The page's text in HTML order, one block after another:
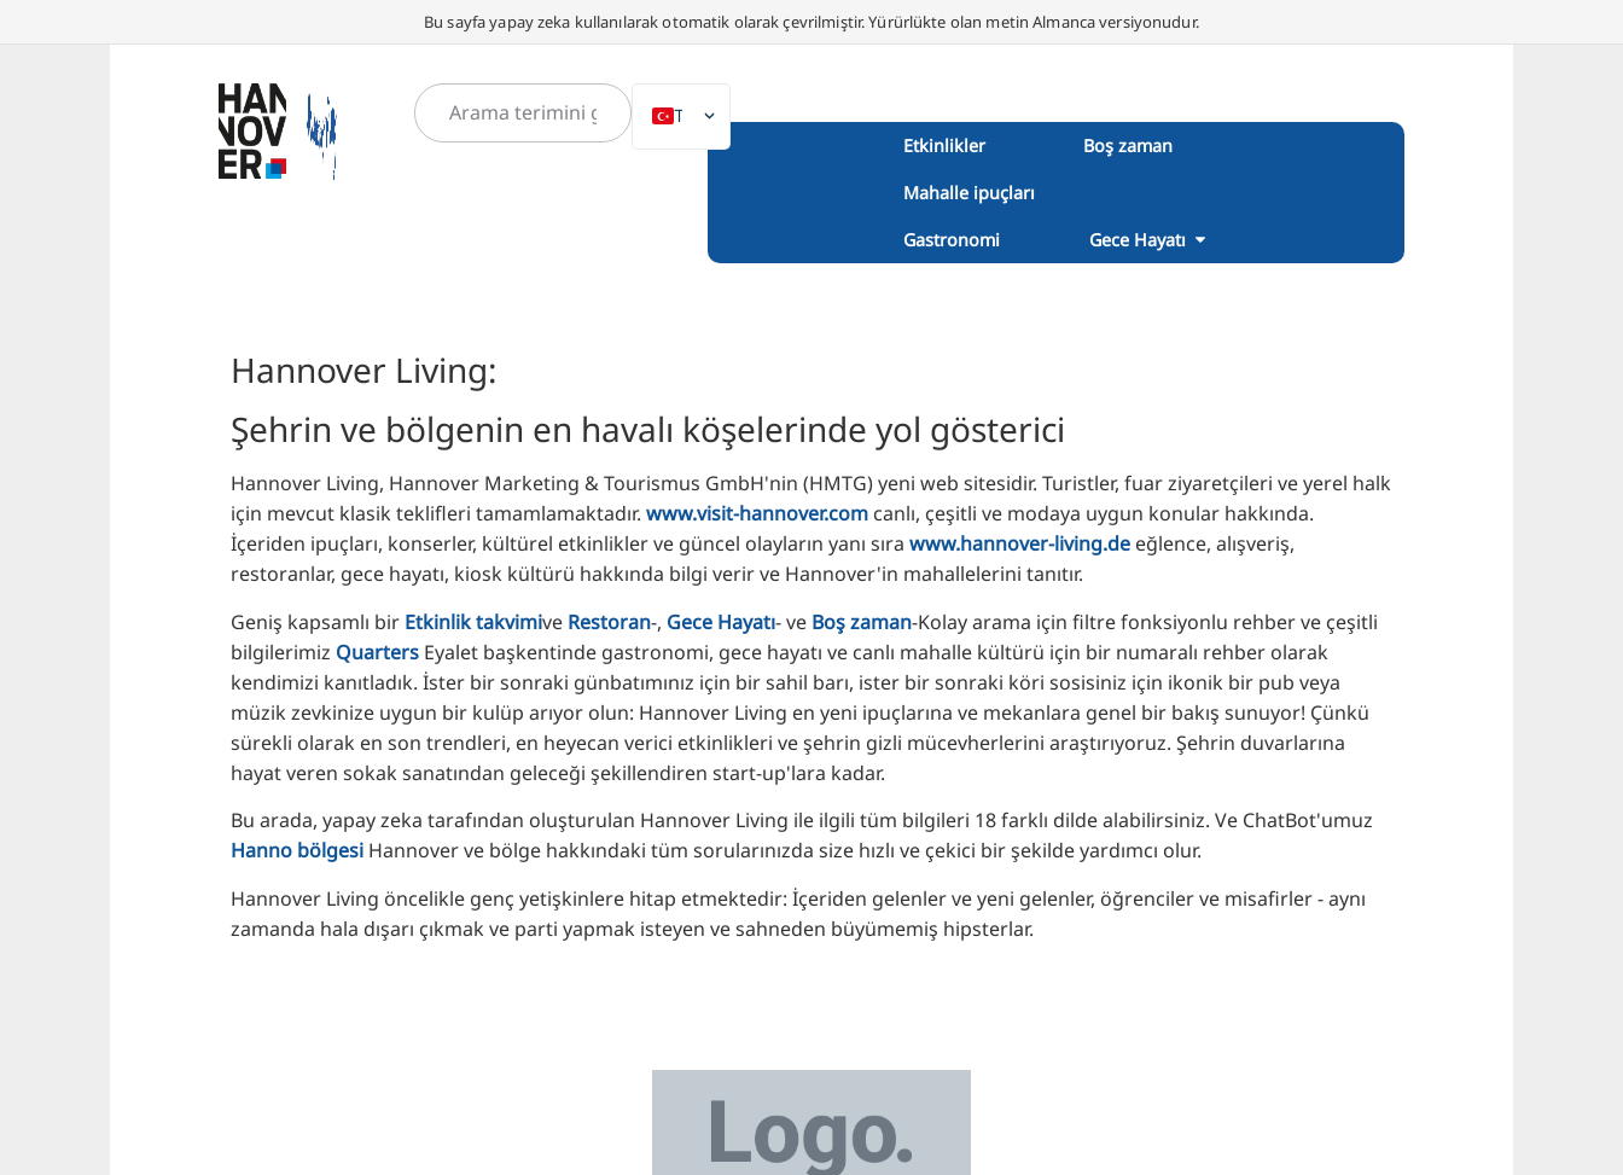
Bu sayfa yapay zeka kullanılarak otomatik olarak çevrilmiştir. Yürürlükte olan metin Almanca versiyonudur.
DE
SV
PT
RU
ZH
JA
UK
Etkinlikler Boş zaman
Mahalle ipuçları
Gastronomi Gece Hayatı
Hannover Living:
Şehrin ve bölgenin en havalı köşelerinde yol gösterici
Hannover Living, Hannover Marketing & Tourismus GmbH'nin (HMTG) yeni web sitesidir. Turistler, fuar ziyaretçileri ve yerel halk
için mevcut klasik teklifleri tamamlamaktadır.www.visit-hannover.com canlı, çeşitli ve modaya uygun konular hakkında.
İçeriden ipuçları, konserler, kültürel etkinlikler ve güncel olayların yanı sırawww.hannover-living.de eğlence, alışveriş,
restoranlar, gece hayatı, kiosk kültürü hakkında bilgi verir ve Hannover'in mahallelerini tanıtır.
Geniş kapsamlı bir Etkinlik takvimive Restoran-, Gece Hayatı- ve Boş zaman-Kolay arama için filtre fonksiyonlu rehber ve çeşitli
bilgilerimiz Quarters Eyalet başkentinde gastronomi, gece hayatı ve canlı mahalle kültürü için bir numaralı rehber olarak
kendimizi kanıtladık. İster bir sonraki günbatımınız için bir sahil barı, ister bir sonraki köri sosisiniz için ikonik bir pub veya
müzik zevkinize uygun bir kulüp arıyor olun: Hannover Living en yeni ipuçlarına ve mekanlara genel bir bakış sunuyor! Çünkü
sürekli olarak en son trendleri, en heyecan verici etkinlikleri ve şehrin gizli mücevherlerini araştırıyoruz. Şehrin duvarlarına
hayat veren sokak sanatından geleceği şekillendiren start-up'lara kadar.
Bu arada, yapay zeka tarafından oluşturulan Hannover Living ile ilgili tüm bilgileri 18 farklı dilde alabilirsiniz. Ve ChatBot'umuz
Hanno bölgesi Hannover ve bölge hakkındaki tüm sorularınızda size hızlı ve çekici bir şekilde yardımcı olur.
Hannover Living öncelikle genç yetişkinlere hitap etmektedir: İçeriden gelenler ve yeni gelenler, öğrenciler ve misafirler - aynı
zamanda hala dışarı çıkmak ve parti yapmak isteyen ve sahneden büyümemiş hipsterlar.